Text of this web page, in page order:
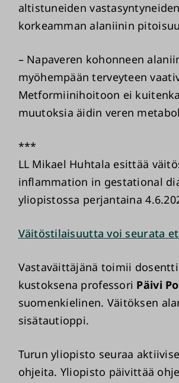
altistuneiden
korkeamman alaniinin
– Napaveren kohonneen
myöhempään terveyteen
Metformiinihoitoon ei
muutoksia äidin veren
***
LL Mikael Huhtala esittää
inflammation in gestational
yliopistossa perjantaina
Väitöstilaisuutta voi seurata
Vastaväittäjänä toimii dosentti
kustoksena professori Päivi
suomenkielinen. Väitöksen
sisätautioppi.
Turun yliopisto seuraa
ohjeita. Yliopisto päivittää